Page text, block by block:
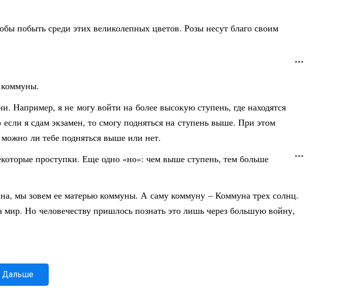
побыть среди этих великолепных цветов. Розы несут благо своим
Например, я не могу войти на более высокую ступень, где находятся
я сдам экзамен, то смогу подняться на ступень выше. При этом
ли тебе подняться выше или нет.
проступки. Еще одно «но»: чем выше ступень, тем больше
мы зовем ее матерью коммуны. А саму коммуну – Коммуна трех солнц.
Но человечеству пришлось познать это лишь через большую войну,
Дальше